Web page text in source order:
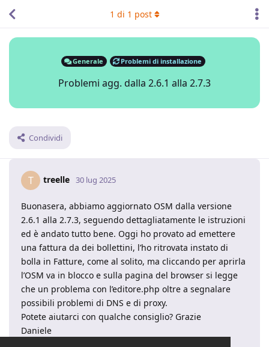
Generale Problemi di installazione
Problemi agg. dalla 2.6.1 alla 2.7.3
Condividi
1 di 1 post
T treelle 30 lug 2025
Buonasera, abbiamo aggiornato OSM dalla versione
2.6.1 alla 2.7.3, seguendo dettagliatamente le istruzioni
ed è andato tutto bene. Oggi ho provato ad emettere
una fattura da dei bollettini, l’ho ritrovata instato di
bolla in Fatture, come al solito, ma cliccando per aprirla
l’OSM va in blocco e sulla pagina del browser si legge
che un problema con l’editore.php oltre a segnalare
possibili problemi di DNS e di proxy.
Potete aiutarci con qualche consiglio? Grazie
Daniele